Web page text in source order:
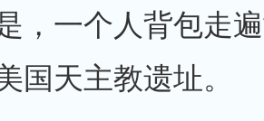
，一个人背包走
国天主教遗址。